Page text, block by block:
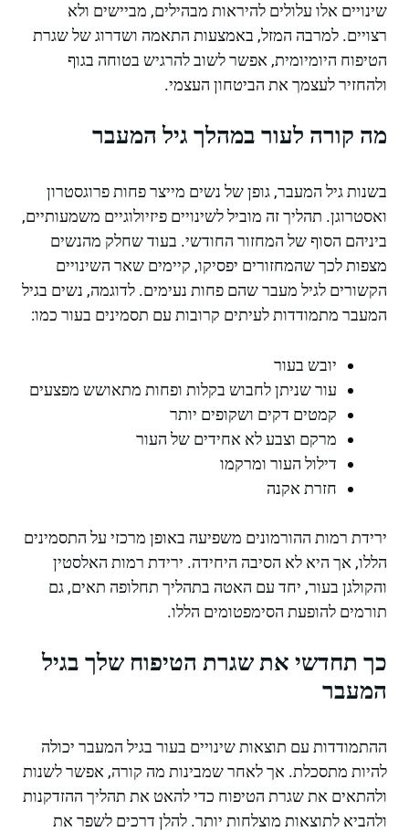
שינויים אלו עלולים להיראות מבהילים, מביישים ולא
רצויים. למרבה המזל, באמצעות התאמה ושדרוג של שגרת
הטיפוח היומיומית, אפשר לשוב להרגיש בטוחה בגוף
ולהחזיר לעצמך את הביטחון העצמי.
מה קורה לעור במהלך גיל המעבר
בשנות גיל המעבר, גופן של נשים מייצר פחות פרוגסטרון
ואסטרוגן. תהליך זה מוביל לשינויים פיזיולוגיים משמעותיים,
ביניהם הסוף של המחזור החודשי. בעוד שחלק מהנשים
מצפות לכך שהמחזורים יפסיקו, קיימים שאר השינויים
הקשורים לגיל מעבר שהם פחות נעימים. לדוגמה, נשים בגיל
המעבר מתמודדות לעיתים קרובות עם תסמינים בעור כמו:
יובש בעור
עור שניתן לחבוש בקלות ופחות מתאושש מפצעים
קמטים דקים ושקופים יותר
מרקם וצבע לא אחידים של העור
דילול העור ומרקמו
חזרת אקנה
ירידת רמות ההורמונים משפיעה באופן מרכזי על התסמינים
הללו, אך היא לא הסיבה היחידה. ירידת רמות האלסטין
והקולגן בעור, יחד עם האטה בתהליך תחלופה תאים, גם
תורמים להופעת הסימפטומים הללו.
כך תחדשי את שגרת הטיפוח שלך בגיל
המעבר
ההתמודדות עם תוצאות שינויים בעור בגיל המעבר יכולה
להיות מתסכלת. אך לאחר שמבינות מה קורה, אפשר לשנות
ולהתאים את שגרת הטיפוח כדי להאט את תהליך ההזדקנות
ולהביא לתוצאות מוצלחות יותר. להלן דרכים לשפר את